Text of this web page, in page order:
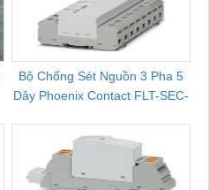
Bộ Chống Sét Nguồn 3 Pha 5
Dây Phoenix Contact FLT-SEC-